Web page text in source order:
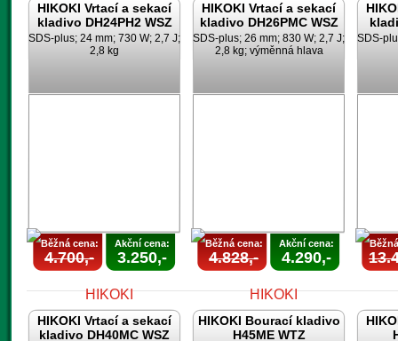
HIKOKI Vrtací a sekací
kladivo DH24PH2 WSZ
SDS-plus; 24 mm; 730 W; 2,7 J;
2,8 kg
Běžná cena:
4.700,-
Akční cena:
3.250,-
HIKOKI Vrtací a sekací
kladivo DH26PMC WSZ
SDS-plus; 26 mm; 830 W; 2,7 J;
2,8 kg; výměnná hlava
Běžná cena:
4.828,-
Akční cena:
4.290,-
SDS-
HIKOKI Vrtací a sekací
kladivo DH40MC WSZ
HIKOKI Bourací kladivo
H45ME WTZ